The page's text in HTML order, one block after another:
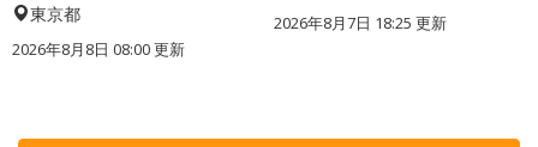
東京都
2026年8月8日 08:00更新
2026年8月7日 18:25 更新